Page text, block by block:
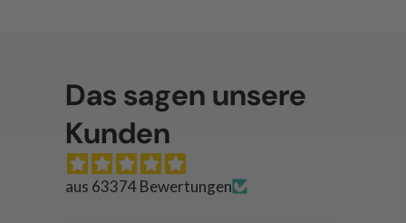
Das sagen unsere
Kunden
aus 63374 Bewertungen